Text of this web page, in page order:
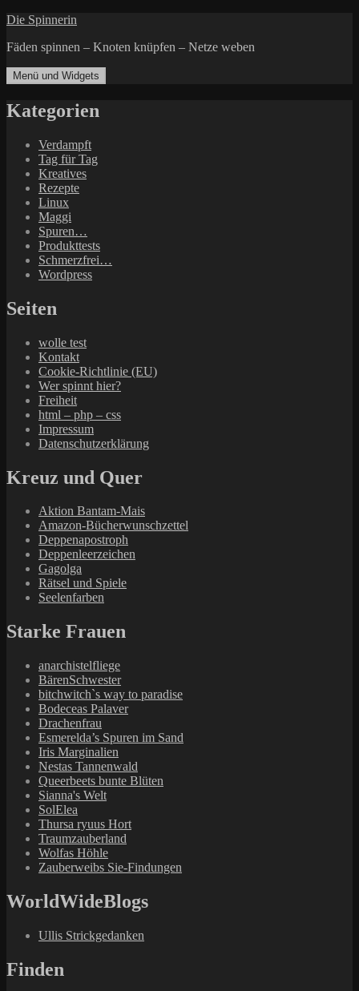
Zum
springen
Die Spinnerin
Fäden spinnen – Knoten knüpfen – Netze weben
Menü und Widgets
Kategorien
Verdampft
Tag für Tag
Kreatives
Rezepte
Linux
Maggi
Spuren…
Produkttests
Schmerzfrei…
Wordpress
Seiten
wolle test
Kontakt
Cookie-Richtlinie (EU)
Wer spinnt hier?
Freiheit
html – php – css
Impressum
Datenschutzerklärung
Kreuz und Quer
Aktion Bantam-Mais
Amazon-Bücherwunschzettel
Deppenapostroph
Deppenleerzeichen
Gagolga
Rätsel und Spiele
Seelenfarben
Starke Frauen
anarchistelfliege
BärenSchwester
bitchwitch`s way to paradise
Bodeceas Palaver
Drachenfrau
Esmerelda’s Spuren im Sand
Iris Marginalien
Nestas Tannenwald
Queerbeets bunte Blüten
Sianna's Welt
SolElea
Thursa ryuus Hort
Traumzauberland
Wolfas Höhle
Zauberweibs Sie-Findungen
WorldWideBlogs
Ullis Strickgedanken
Finden